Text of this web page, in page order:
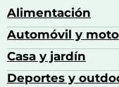
Alimentación
Bebidas
Bebidas
Brandy
Automóvil y
Accesorios para
Aceite de motor y
Casa y jardín
Accesorios de
Deportes y